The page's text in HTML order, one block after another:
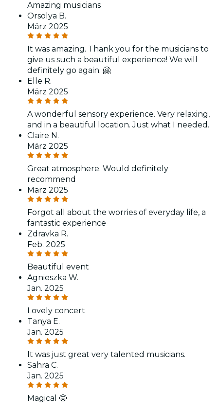
Amazing musicians
Orsolya B.
März 2025
It was amazing. Thank you for the musicians to
give us such a beautiful experience! We will
definitely go again. 🤗
Elle R.
März 2025
A wonderful sensory experience. Very relaxing,
and in a beautiful location. Just what I needed.
Claire N.
März 2025
Great atmosphere. Would definitely
recommend
März 2025
Forgot all about the worries of everyday life, a
fantastic experience
Zdravka R.
Feb. 2025
Beautiful event
Agnieszka W.
Jan. 2025
Lovely concert
Tanya E.
Jan. 2025
It was just great very talented musicians.
Sahra C.
Jan. 2025
Magical 🤩